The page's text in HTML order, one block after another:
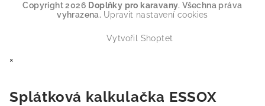
Copyright 2026 Doplňky pro karavany. Všechna práva
vyhrazena. Upravit nastavení cookies
Vytvořil Shoptet
×
Splátková kalkulačka ESSOX